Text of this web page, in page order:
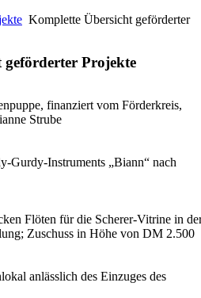
Komplette Übersicht geförderter
Projekte
finanziert vom Förderkreis,
Strube
Gurdy-Instruments „Biann“ nach
Flöten für die Scherer-Vitrine in
Zuschuss in Höhe von DM 2.500
anlässlich des Einzuges des